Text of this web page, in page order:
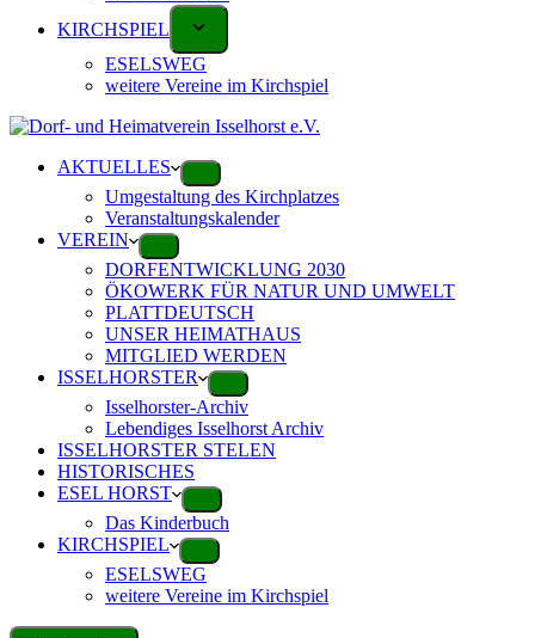
KIRCHSPIEL
ESELSWEG
weitere Vereine im Kirchspiel
AKTUELLES
Umgestaltung des Kirchplatzes
Veranstaltungskalender
VEREIN
DORFENTWICKLUNG 2030
ÖKOWERK FÜR NATUR UND UMWELT
PLATTDEUTSCH
UNSER HEIMATHAUS
MITGLIED WERDEN
ISSELHORSTER
Isselhorster-Archiv
Lebendiges Isselhorst Archiv
ISSELHORSTER STELEN
HISTORISCHES
ESEL HORST
Das Kinderbuch
KIRCHSPIEL
ESELSWEG
weitere Vereine im Kirchspiel